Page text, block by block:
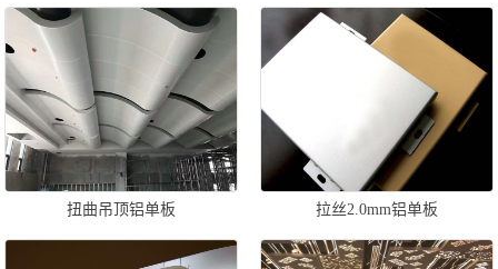
扭曲吊顶铝单板 拉丝2.0mm铝单板